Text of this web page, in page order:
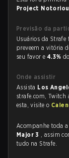
Project
Previsão da
Usuários da
preveem a vitória
seu favor e 4.3%
Onde assistir
Assista Los
strafe.com, Twitch
esta, visite o
Acompanhe toda a
Major 3 , assim
tudo na Strafe.